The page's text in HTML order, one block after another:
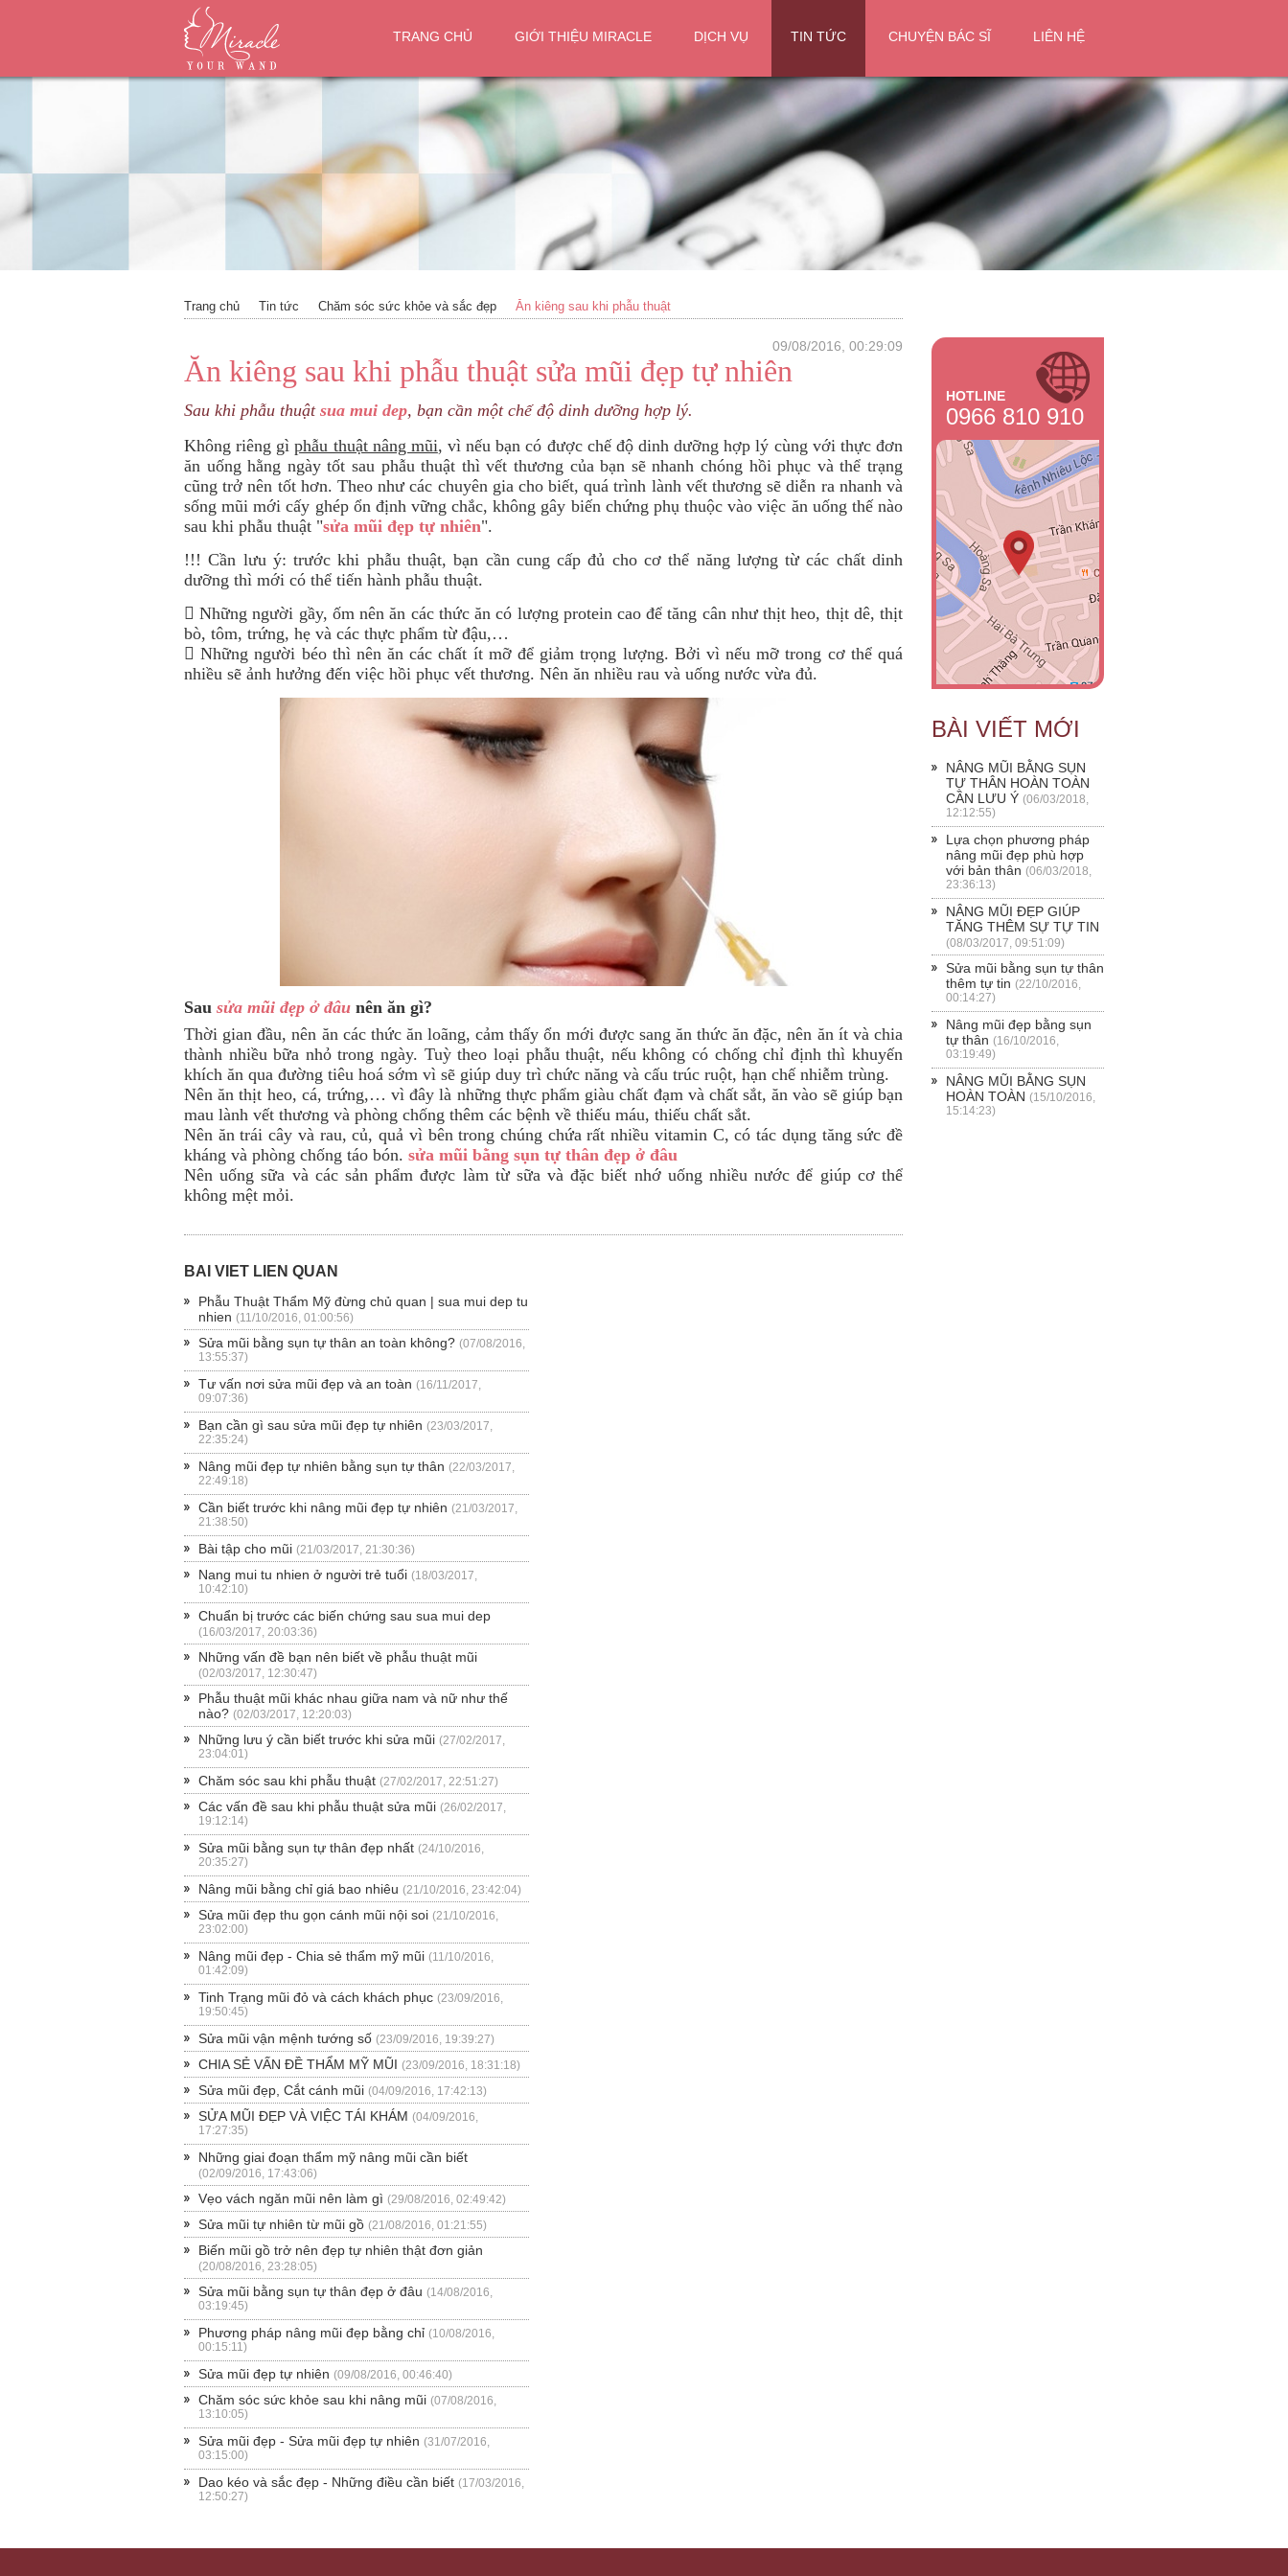
TRANG CHỦ GIỚI THIỆU MIRACLE DỊCH VỤ TIN TỨC CHUYỆN BÁC SĨ LIÊN HỆ
Trang chủ Tin tức Chăm sóc sức khỏe và sắc đẹp Ăn kiêng sau khi phẫu thuật
09/08/2016, 00:29:09
Ăn kiêng sau khi phẫu thuật sửa mũi đẹp tự nhiên
Sau khi phẫu thuật sua mui dep, bạn cần một chế độ dinh dưỡng hợp lý.
Không riêng gìphẫu thuật nâng mũi, vì nếu bạn có được chế độ dinh dưỡng hợp lý cùng với thực đơn
ăn uống hằng ngày tốt sau phẫu thuật thì vết thương của bạn sẽ nhanh chóng hồi phục và thể trạng
cũng trở nên tốt hơn. Theo như các chuyên gia cho biết, quá trình lành vết thương sẽ diễn ra nhanh và
sống mũi mới cấy ghép ổn định vững chắc, không gây biến chứng phụ thuộc vào việc ăn uống thế nào
sau khi phẫu thuật "sửa mũi đẹp tự nhiên".
!!! Cần lưu ý: trước khi phẫu thuật, bạn cần cung cấp đủ cho cơ thể năng lượng từ các chất dinh
dưỡng thì mới có thể tiến hành phẫu thuật.
 Những người gầy, ốm nên ăn các thức ăn có lượng protein cao để tăng cân như thịt heo, thịt dê, thịt
bò, tôm, trứng, hẹ và các thực phẩm từ đậu,…
 Những người béo thì nên ăn các chất ít mỡ để giảm trọng lượng. Bởi vì nếu mỡ trong cơ thể quá
nhiều sẽ ảnh hưởng đến việc hồi phục vết thương. Nên ăn nhiều rau và uống nước vừa đủ.
Sau sửa mũi đẹp ở đâu nên ăn gì?
Thời gian đầu, nên ăn các thức ăn loãng, cảm thấy ổn mới được sang ăn thức ăn đặc, nên ăn ít và chia
thành nhiều bữa nhỏ trong ngày. Tuỳ theo loại phẫu thuật, nếu không có chống chỉ định thì khuyến
khích ăn qua đường tiêu hoá sớm vì sẽ giúp duy trì chức năng và cấu trúc ruột, hạn chế nhiễm trùng.
Nên ăn thịt heo, cá, trứng,… vì đây là những thực phẩm giàu chất đạm và chất sắt, ăn vào sẽ giúp bạn
mau lành vết thương và phòng chống thêm các bệnh về thiếu máu, thiếu chất sắt.
Nên ăn trái cây và rau, củ, quả vì bên trong chúng chứa rất nhiều vitamin C, có tác dụng tăng sức đề
kháng và phòng chống táo bón. sửa mũi bằng sụn tự thân đẹp ở đâu
Nên uống sữa và các sản phẩm được làm từ sữa và đặc biết nhớ uống nhiều nước để giúp cơ thể
không mệt mỏi.
BÀI VIẾT LIÊN QUAN
Phẫu Thuật Thẩm Mỹ đừng chủ quan | sua mui dep tu
nhien (11/10/2016, 01:00:56)
Sửa mũi bằng sụn tự thân an toàn không? (07/08/2016,
13:55:37)
Tư vấn nơi sửa mũi đẹp và an toàn (16/11/2017,
09:07:36)
Bạn cần gì sau sửa mũi đẹp tự nhiên (23/03/2017,
22:35:24)
Nâng mũi đẹp tự nhiên bằng sụn tự thân (22/03/2017,
22:49:18)
Cần biết trước khi nâng mũi đẹp tự nhiên (21/03/2017,
21:38:50)
Bài tập cho mũi (21/03/2017, 21:30:36)
Nang mui tu nhien ở người trẻ tuổi (18/03/2017,
10:42:10)
Chuẩn bị trước các biến chứng sau sua mui dep
(16/03/2017, 20:03:36)
Những vấn đề bạn nên biết về phẫu thuật mũi
(02/03/2017, 12:30:47)
Phẫu thuật mũi khác nhau giữa nam và nữ như thế
nào? (02/03/2017, 12:20:03)
Những lưu ý cần biết trước khi sửa mũi (27/02/2017,
23:04:01)
Chăm sóc sau khi phẫu thuật (27/02/2017, 22:51:27)
Các vấn đề sau khi phẫu thuật sửa mũi (26/02/2017,
19:12:14)
Sửa mũi bằng sụn tự thân đẹp nhất (24/10/2016,
20:35:27)
Nâng mũi bằng chỉ giá bao nhiêu (21/10/2016, 23:42:04)
Sửa mũi đẹp thu gọn cánh mũi nội soi (21/10/2016,
23:02:00)
Nâng mũi đẹp - Chia sẻ thẩm mỹ mũi (11/10/2016,
01:42:09)
Tinh Trạng mũi đỏ và cách khách phục (23/09/2016,
19:50:45)
Sửa mũi vận mệnh tướng số (23/09/2016, 19:39:27)
CHIA SẺ VẤN ĐỀ THẨM MỸ MŨI (23/09/2016, 18:31:18)
Sửa mũi đẹp, Cắt cánh mũi (04/09/2016, 17:42:13)
SỬA MŨI ĐẸP VÀ VIỆC TÁI KHÁM (04/09/2016,
17:27:35)
Những giai đoạn thẩm mỹ nâng mũi cần biết
(02/09/2016, 17:43:06)
Vẹo vách ngăn mũi nên làm gì (29/08/2016, 02:49:42)
Sửa mũi tự nhiên từ mũi gồ (21/08/2016, 01:21:55)
Biến mũi gồ trở nên đẹp tự nhiên thật đơn giản
(20/08/2016, 23:28:05)
Sửa mũi bằng sụn tự thân đẹp ở đâu (14/08/2016,
03:19:45)
Phương pháp nâng mũi đẹp bằng chỉ (10/08/2016,
00:15:11)
Sửa mũi đẹp tự nhiên (09/08/2016, 00:46:40)
Chăm sóc sức khỏe sau khi nâng mũi (07/08/2016,
13:10:05)
Sửa mũi đẹp - Sửa mũi đẹp tự nhiên (31/07/2016,
03:15:00)
Dao kéo và sắc đẹp - Những điều cần biết (17/03/2016,
12:50:27)
HOTLINE
0966 810 910
BÀI VIẾT MỚI
NÂNG MŨI BẰNG SỤN
TỰ THÂN HOÀN TOÀN
CẦN LƯU Ý (06/03/2018,
12:12:55)
Lựa chọn phương pháp
nâng mũi đẹp phù hợp
với bản thân (06/03/2018,
23:36:13)
NÂNG MŨI ĐẸP GIÚP
TĂNG THÊM SỰ TỰ TIN
(08/03/2017, 09:51:09)
Sửa mũi bằng sụn tự thân
thêm tự tin (22/10/2016,
00:14:27)
Nâng mũi đẹp bằng sụn
tự thân (16/10/2016,
03:19:49)
NÂNG MŨI BẰNG SỤN
HOÀN TOÀN (15/10/2016,
15:14:23)